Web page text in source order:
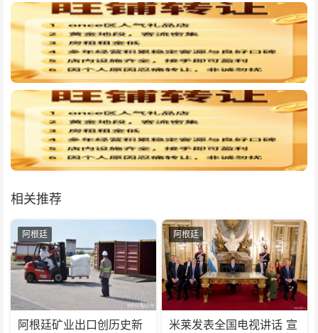
相关推荐
阿根廷
阿根廷矿业出口创历史新
阿根廷
米莱发表全国电视讲话 宣